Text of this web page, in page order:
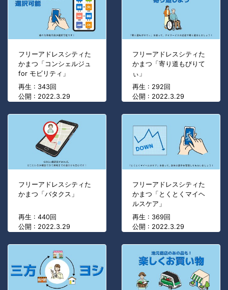
フリーアドレスシティた
かまつ「コンシェルジュ
for モビリティ」
再生 : 343回
公開 : 2022.3.29
フリーアドレスシティた
かまつ「寄り道もびりて
ぃ」
再生 : 292回
公開 : 2022.3.29
フリーアドレスシティた
かまつ「バタクス」
再生 : 440回
公開 : 2022.3.29
フリーアドレスシティた
かまつ「とくとくマイヘ
ルスケア」
再生 : 369回
公開 : 2022.3.29